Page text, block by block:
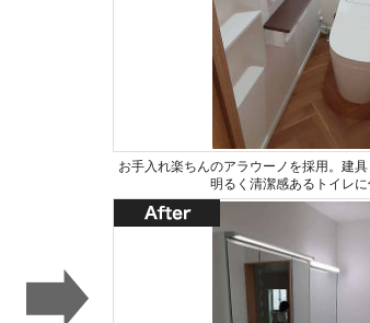
お手入れ楽ちんのアラウーノを採用。建
明るく清潔感あるトイレ